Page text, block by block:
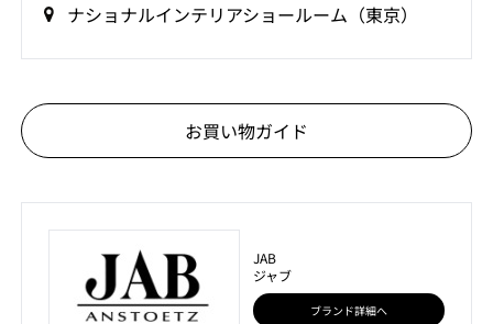
ナショナルインテリアショールーム（東京）
お買い物ガイド
JAB
ジャブ
ブランド詳細へ